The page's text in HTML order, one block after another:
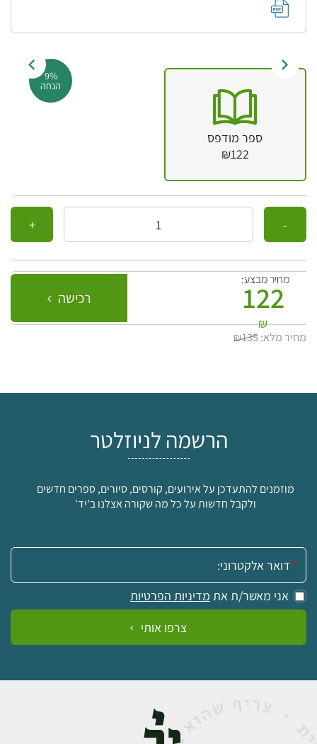
9%
הנחה
ספר מודפס
₪122
כמות
מחיר מבצע:
122
₪
רכישה
מחיר מלא:₪135
הרשמה לניוזלטר
מוזמנים להתעדכן על אירועים, קורסים, סיורים, ספרים חדשים
ולקבל חדשות על כל מה שקורה אצלנו ב'יד'
אימייל:
אני מאשר/ת את מדיניות הפרטיות
צרפו אותי